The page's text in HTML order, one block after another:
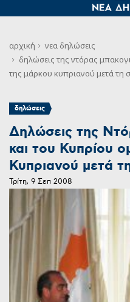
αρχική νεα δηλώσεις
δηλώσεις της ντόρας
της μάρκου κυπριανού μετά τη
δηλώσεις
Δηλώσεις της
και του Κυπρίου
Κυπριανού μετά
Τρίτη, 9 Σεπ 2008